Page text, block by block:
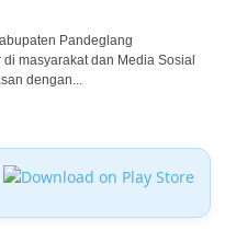
Pandeglang
masyarakat dan Media Sosial
dengan...